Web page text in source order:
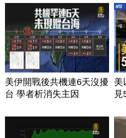
美伊開戰後共機連6天沒擾
台 學者析消失主因
美
見